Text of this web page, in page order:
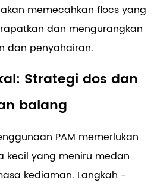
memecahkan flocs yang
dan mengurangkan
dan penyahairan.
Strategi dos dan
balang
PAM memerlukan
kecil yang meniru medan
kediaman. Langkah -